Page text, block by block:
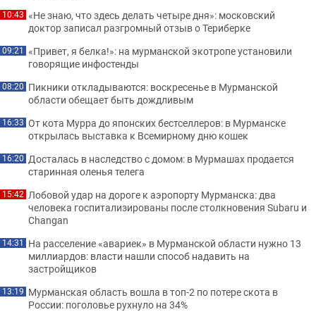
10:43 «Не знаю, что здесь делать четыре дня»: московский
доктор записал разгромный отзыв о Териберке
09:21 «Привет, я белка!»: на мурманской экотропе установили
говорящие инфостенды
08:20 Пикники откладываются: воскресенье в Мурманской
области обещает быть дождливым
16:33 От кота Мурра до японских бестселлеров: в Мурманске
открылась выставка к Всемирному дню кошек
16:20 Досталась в наследство с домом: в Мурмашах продается
старинная оленья телега
15:42 Лобовой удар на дороге к аэропорту Мурманска: два
человека госпитализированы после столкновения Subaru и
Changan
14:31 На расселение «авариек» в Мурманской области нужно 13
миллиардов: власти нашли способ надавить на
застройщиков
13:19 Мурманская область вошла в топ-2 по потере скота в
России: поголовье рухнуло на 34%